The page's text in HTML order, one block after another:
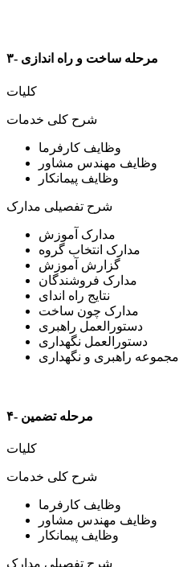
۳- مرحله ساخت و راه اندازی
کلیات
شرح کلی خدمات
وظایف کارفرما
وظایف مهندس مشاور
وظایف پیمانکار
شرح تفصیلی مدارک
مدارک آموزش
مدارک انتخاب گروه
گزارش آموزش
مدارک فروشندگان
نتایج راه اندای
مدارک چون ساخت
دستورالعمل راهبری
دستورالعمل نگهداری
مجموعه راهبری و نگهداری
۴- مرحله تضمین
کلیات
شرح کلی خدمات
وظایف کارفرما
وظایف مهندس مشاور
وظایف پیمانکار
شرح تفصیلی مدارک